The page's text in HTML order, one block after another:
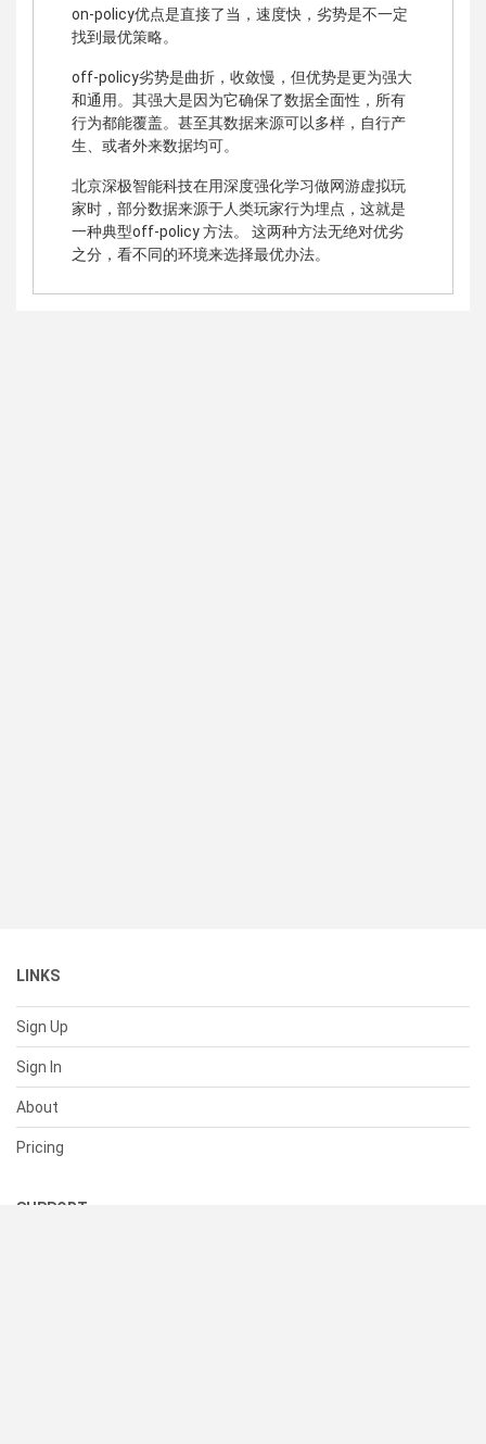
on-policy优点是直接了当，速度快，劣势是不一定
找到最优策略。
off-policy劣势是曲折，收敛慢，但优势是更为强大
和通用。其强大是因为它确保了数据全面性，所有
行为都能覆盖。甚至其数据来源可以多样，自行产
生、或者外来数据均可。
北京深极智能科技在用深度强化学习做网游虚拟玩
家时，部分数据来源于人类玩家行为埋点，这就是
一种典型off-policy 方法。 这两种方法无绝对优劣
之分，看不同的环境来选择最优办法。
LINKS
Sign Up
Sign In
About
Pricing
SUPPORT